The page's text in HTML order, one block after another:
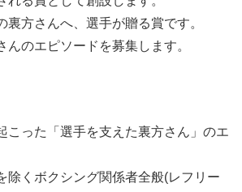
裏方さんへ、選手が贈る賞です。
んのエピソードを募集します。
こった「選手を支えた裏方さん」のエ
除くボクシング関係者全般(レフリー